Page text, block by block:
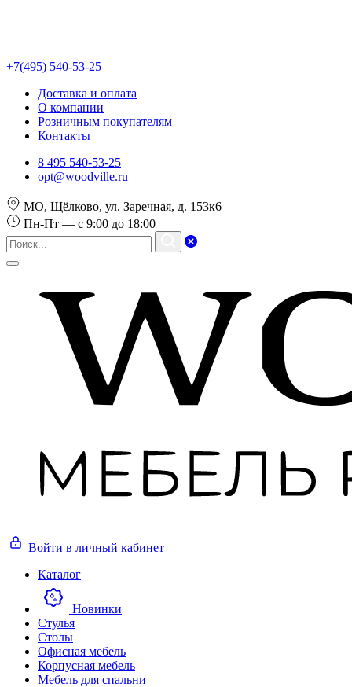
+7(495) 540-53-25
Доставка и оплата
О компании
Розничным покупателям
Контакты
8 495 540-53-25
opt@woodville.ru
МО, Щёлково, ул. Заречная, д. 153к6
Пн-Пт — с 9:00 до 18:00
Войти в личный кабинет
Каталог
Новинки
Стулья
Столы
Офисная мебель
Корпусная мебель
Мебель для спальни